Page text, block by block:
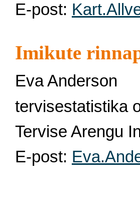
E-post:
Imikute
Eva Anderson
tervisestatistika
Tervise Arengu
E-post: